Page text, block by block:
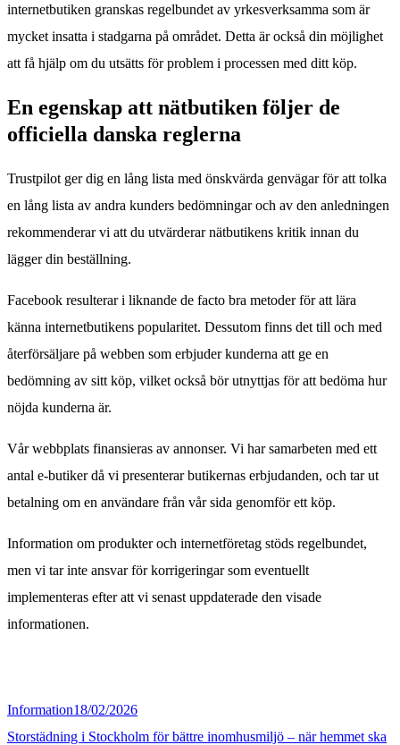
internetbutiken granskas regelbundet av yrkesverksamma som är
mycket insatta i stadgarna på området. Detta är också din möjlighet
att få hjälp om du utsätts för problem i processen med ditt köp.
En egenskap att nätbutiken följer de
officiella danska reglerna
Trustpilot ger dig en lång lista med önskvärda genvägar för att tolka
en lång lista av andra kunders bedömningar och av den anledningen
rekommenderar vi att du utvärderar nätbutikens kritik innan du
lägger din beställning.
Facebook resulterar i liknande de facto bra metoder för att lära
känna internetbutikens popularitet. Dessutom finns det till och med
återförsäljare på webben som erbjuder kunderna att ge en
bedömning av sitt köp, vilket också bör utnyttjas för att bedöma hur
nöjda kunderna är.
Vår webbplats finansieras av annonser. Vi har samarbeten med ett
antal e-butiker då vi presenterar butikernas erbjudanden, och tar ut
betalning om en användare från vår sida genomför ett köp.
Information om produkter och internetföretag stöds regelbundet,
men vi tar inte ansvar för korrigeringar som eventuellt
implementeras efter att vi senast uppdaterade den visade
informationen.
Information18/02/2026
Storstädning i Stockholm för bättre inomhusmiljö – när hemmet ska